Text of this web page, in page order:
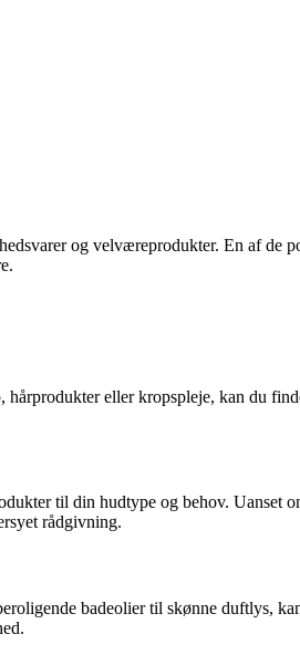
og velværeprodukter. En af de
eller kropspleje, kan du
til din hudtype og behov. Uanset
rådgivning.
badeolier til skønne duftlys,